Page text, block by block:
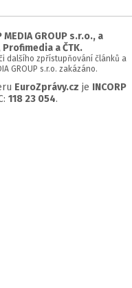
GROUP s.r.o., a
a ČTK.
dalšího zpřístupňování článků a
GROUP s.r.o. zakázáno.
EuroZprávy.cz je INCORP
118 23 054.